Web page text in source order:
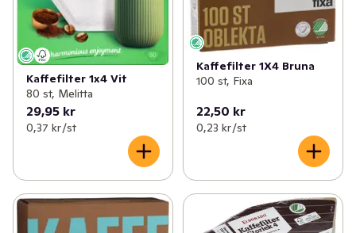
Kaffefilter 1x4 Vit
80 st, Melitta
29,95 kr
0,37 kr /st
Kaffefilter 1X4 Bruna
100 st, Fixa
22,50 kr
0,23 kr /st